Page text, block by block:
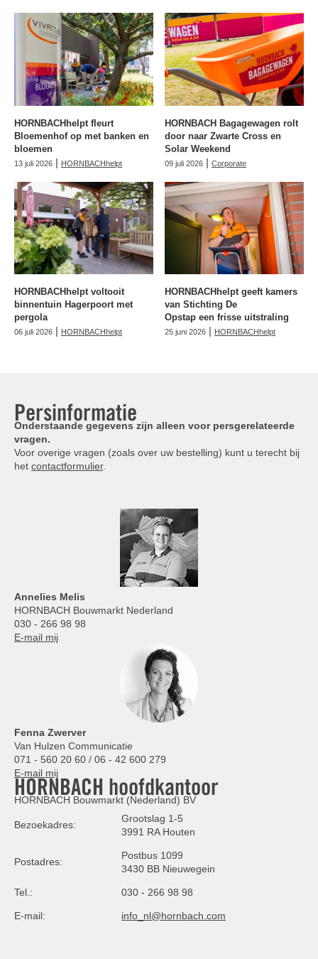
HORNBACHhelpt fleurt
Bloemenhof op met banken en
bloemen
13 juli 2026 | HORNBACHhelpt
HORNBACH Bagagewagen rolt
door naar Zwarte Cross en
Solar Weekend
09 juli 2026 | Corporate
HORNBACHhelpt voltooit
binnentuin Hagerpoort met
pergola
06 juli 2026 | HORNBACHhelpt
HORNBACHhelpt geeft kamers
van Stichting De
Opstap een frisse uitstraling
25 juni 2026 | HORNBACHhelpt
Persinformatie
Onderstaande gegevens zijn alleen voor persgerelateerde
vragen.
Voor overige vragen (zoals over uw bestelling) kunt u terecht bij
het contactformulier.
Annelies Melis
HORNBACH Bouwmarkt Nederland
030 - 266 98 98
E-mail mij
Fenna Zwerver
Van Hulzen Communicatie
071 - 560 20 60 / 06 - 42 600 279
E-mail mij
HORNBACH hoofdkantoor
HORNBACH Bouwmarkt (Nederland) BV
Bezoekadres:
Grootslag 1-5
3991 RA Houten
Postadres:
Postbus 1099
3430 BB Nieuwegein
Tel.: 030 - 266 98 98
E-mail: info_nl@hornbach.com